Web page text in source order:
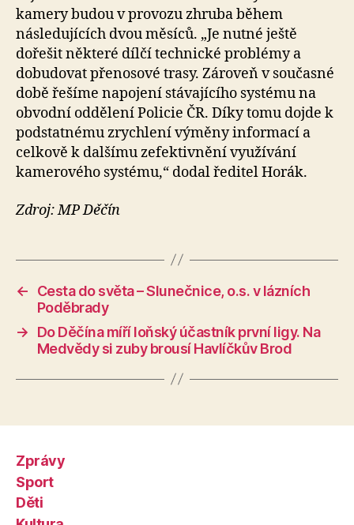
kamery budou v provozu zhruba během
následujících dvou měsíců. „Je nutné ještě
dořešit některé dílčí technické problémy a
dobudovat přenosové trasy. Zároveň v současné
době řešíme napojení stávajícího systému na
obvodní oddělení Policie ČR. Díky tomu dojde k
podstatnému zrychlení výměny informací a
celkově k dalšímu zefektivnění využívání
kamerového systému,“ dodal ředitel Horák.
Zdroj: MP Děčín
←
Cesta do světa – Slunečnice, o.s. v lázních
Poděbrady
→
Do Děčína míří loňský účastník první ligy. Na
Medvědy si zuby brousí Havlíčkův Brod
Zprávy
Sport
Děti